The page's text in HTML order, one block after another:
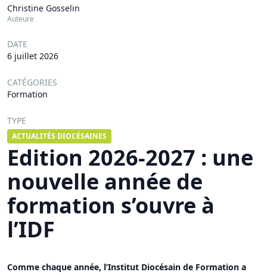
Christine Gosselin
Auteure
DATE
6 juillet 2026
CATÉGORIES
Formation
TYPE
ACTUALITÉS DIOCÉSAINES
Edition 2026-2027 : une
nouvelle année de
formation s’ouvre à
l’IDF
Comme chaque année, l’Institut Diocésain de Formation a